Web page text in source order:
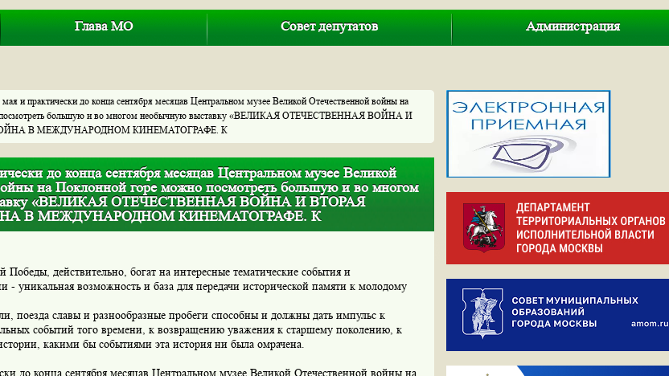
Глава МО Совет депутатов Администрация
и практически до конца сентября месяцав Центральном музее Великой Отечественной войны на
посмотреть большую и во многом необычную выставку «ВЕЛИКАЯ ОТЕЧЕСТВЕННАЯ ВОЙНА И
В МЕЖДУНАРОДНОМ КИНЕМАТОГРАФЕ. К
до конца сентября месяцав Центральном музее Великой
на Поклонной горе можно посмотреть большую и во многом
«ВЕЛИКАЯ ОТЕЧЕСТВЕННАЯ ВОЙНА И ВТОРАЯ
В МЕЖДУНАРОДНОМ КИНЕМАТОГРАФЕ. К
Победы, действительно, богат на интересные тематические события и
- уникальная возможность и база для передачи исторической памяти к молодому
поезда славы и разнообразные пробеги способны и должны дать импульс к
событий того времени, к возвращению уважения к старшему поколению, к
какими бы событиями эта история ни была омрачена.
до конца сентября месяцав Центральном музее Великой Отечественной войны на